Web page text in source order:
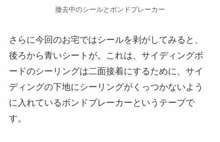
撤去中のシールとボンドブレーカー
さらに今回のお宅ではシールを剥がしてみると、
後ろから青いシートが。これは、サイディングボ
ードのシーリングは二面接着にするために、サイ
ディングの下地にシーリングがくっつかないよう
に入れているボンドブレーカーというテープで
す。